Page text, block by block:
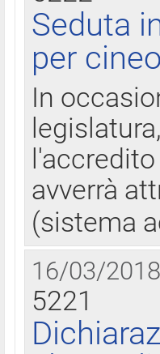
Seduta
per
In
avverrà
(sistema
16/03/2018
5221